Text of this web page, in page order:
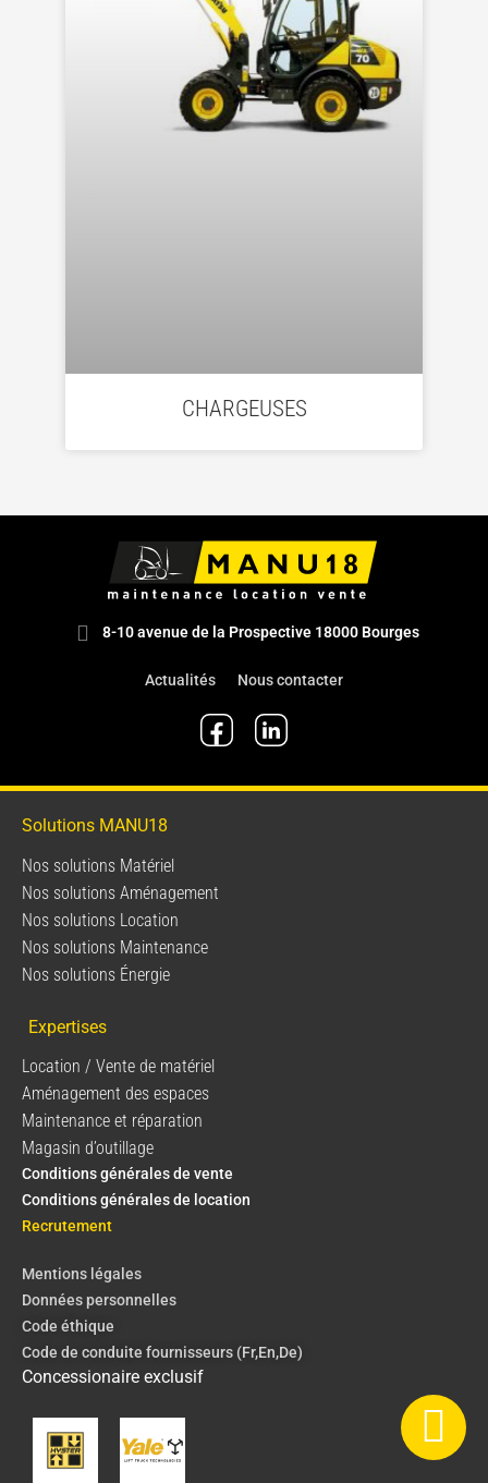
CHARGEUSES
8-10 avenue de la Prospective 18000 Bourges
Actualités Nous contacter
Solutions MANU18
Nos solutions Matériel
Nos solutions Aménagement
Nos solutions Location
Nos solutions Maintenance
Nos solutions Énergie
Expertises
Location / Vente de matériel
Aménagement des espaces
Maintenance et réparation
Magasin d’outillage
Conditions générales de vente
Conditions générales de location
Recrutement
Mentions légales
Données personnelles
Code éthique
Code de conduite fournisseurs (Fr,En,De)
Concessionaire exclusif